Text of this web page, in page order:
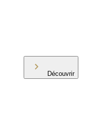
Découvrir